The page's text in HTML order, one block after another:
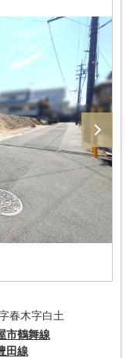
春木字白土
市鶴舞線
田線